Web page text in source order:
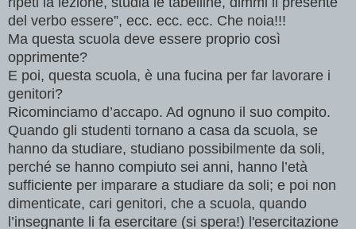
del verbo essere”, ecc. ecc. ecc. Che noia!!!
Ma questa scuola deve essere proprio così
opprimente?
E poi, questa scuola, è una fucina per far lavorare i
genitori?
Ricominciamo d’accapo. Ad ognuno il suo compito.
Quando gli studenti tornano a casa da scuola, se
hanno da studiare, studiano possibilmente da soli,
perché se hanno compiuto sei anni, hanno l’età
sufficiente per imparare a studiare da soli; e poi non
dimenticate, cari genitori, che a scuola, quando
l’insegnante li fa esercitare (si spera!) l'esercitazione